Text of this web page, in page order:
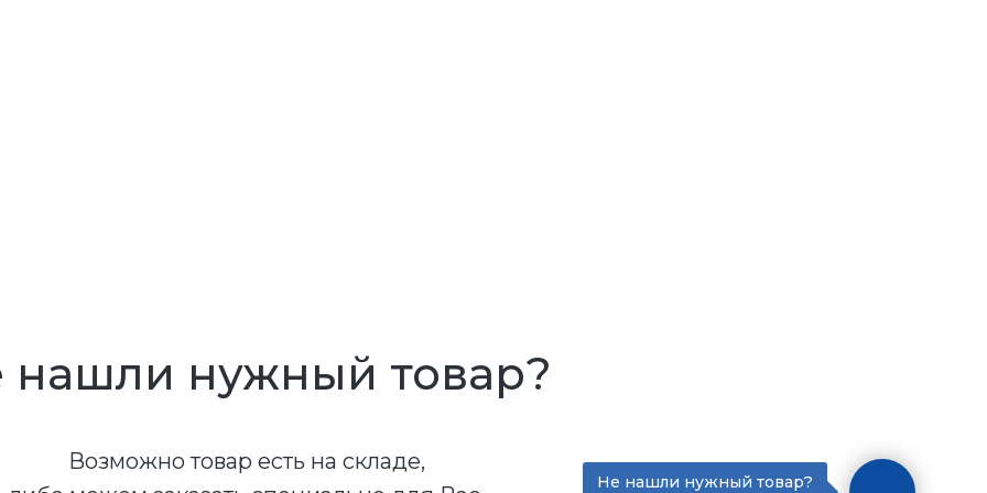
Не нашли нужный товар?
нашли нужный товар?
Возможно товар есть на складе,